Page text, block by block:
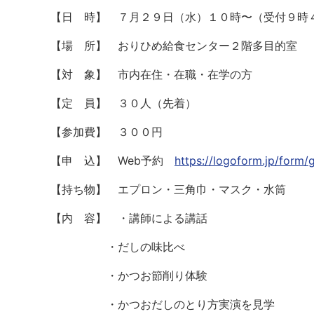
【日 時】 ７月２９日（水）１０時〜（受付９時
【場 所】 おりひめ給食センター２階多目的室
【対 象】 市内在住・在職・在学の方
【定 員】 ３０人（先着）
【参加費】 ３００円
【申 込】 Web予約 https://logoform.jp/form/
【持ち物】 エプロン・三角巾・マスク・水筒
【内 容】 ・講師による講話
・だしの味比べ
・かつお節削り体験
・かつおだしのとり方実演を見学